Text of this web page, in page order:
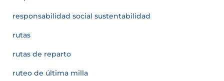
responsabilidad social sustentabilidad
rutas
rutas de reparto
ruteo de última milla